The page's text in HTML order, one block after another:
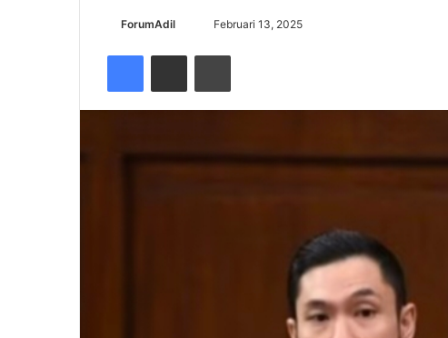
ForumAdil Februari 13, 2025
FacebookShare via Email Cetak